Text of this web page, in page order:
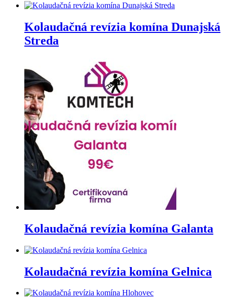
Kolaudačná revízia komína Dunajská
Streda
Kolaudačná revízia komína Galanta
Kolaudačná revízia komína Gelnica